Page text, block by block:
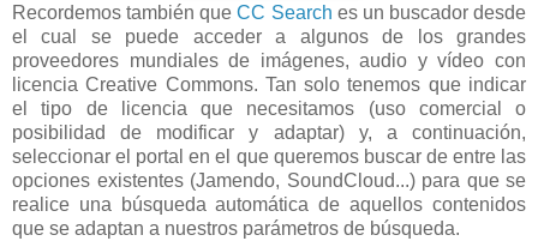
Recordemos también queCC Search es un buscador desde
el cual se puede acceder a algunos de los grandes
proveedores mundiales de imágenes, audio y vídeo con
licencia Creative Commons. Tan solo tenemos que indicar
el tipo de licencia que necesitamos (uso comercial o
posibilidad de modificar y adaptar) y, a continuación,
seleccionar el portal en el que queremos buscar de entre las
opciones existentes (Jamendo, SoundCloud...) para que se
realice una búsqueda automática de aquellos contenidos
que se adaptan a nuestros parámetros de búsqueda.